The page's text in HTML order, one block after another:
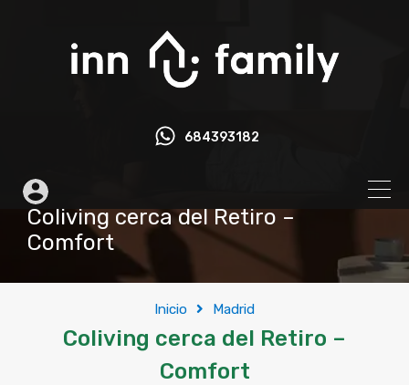
684393182
Coliving cerca del Retiro –
Comfort
Inicio Madrid
Coliving cerca del Retiro –
Comfort